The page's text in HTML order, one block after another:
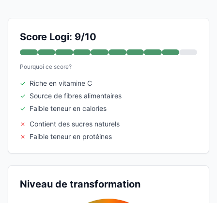
Score Logi: 9/10
Pourquoi ce score?
✓ Riche en vitamine C
✓ Source de fibres alimentaires
✓ Faible teneur en calories
✗
Contient des sucres naturels
✗
Faible teneur en protéines
Niveau de transformation